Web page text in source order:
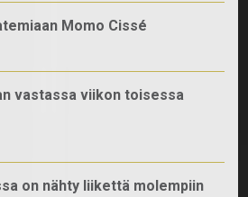
Momo Cissé
vastassa viikon toisessa
on nähty liikettä molempiin